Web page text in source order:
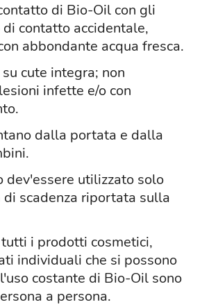
di Bio-Oil con gli
di contatto accidentale,
abbondante acqua fresca.
cute integra; non
infette e/o con
dalla portata e dalla
dev'essere utilizzato solo
scadenza riportata sulla
tutti i prodotti cosmetici,
individuali che si possono
costante di Bio-Oil sono
a persona.